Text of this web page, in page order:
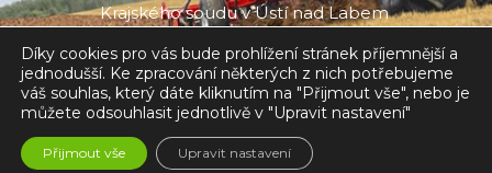
Krajského soudu v Ústí nad Labem
Made with❤by V CREATE
Díky cookies pro vás bude prohlížení stránek příjemnější a
jednodušší. Ke zpracování některých z nich potřebujeme
váš souhlas, který dáte kliknutím na "Přijmout vše", nebo je
můžete odsouhlasit jednotlivě v "Upravit nastavení"
Přijmout vše Upravit nastavení